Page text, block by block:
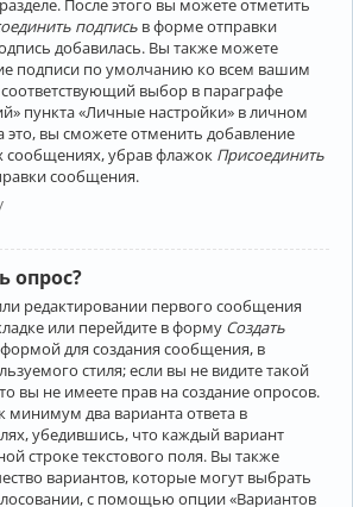
подпись в форме отправки
добавилась. Вы также можете
подписи по умолчанию ко всем вашим
выбор в параграфе
пункта «Личные настройки» в личном
это, вы сможете отменить добавление
сообщениях, убрав флажок Присоединить
сообщения.
опрос?
редактировании первого сообщения
или перейдите в форму Создать
для создания сообщения, в
стиля; если вы не видите такой
вы не имеете прав на создание опросов.
минимум два варианта ответа в
убедившись, что каждый вариант
строке текстового поля. Вы также
вариантов, которые могут выбрать
с помощью опции «Вариантов